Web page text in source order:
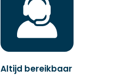
Altijd bereikbaar